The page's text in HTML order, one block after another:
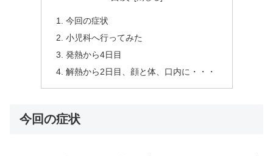
今回の症状
小児科へ行ってみた
発熱から4日目
解熱から2日目、顔と体、口内に・・・
今回の症状